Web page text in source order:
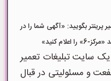
پرینتر بگویید: «آگهی شما را در
کنید»
سایت تبلیغات تعمیر
و مسئولیتی در قبال